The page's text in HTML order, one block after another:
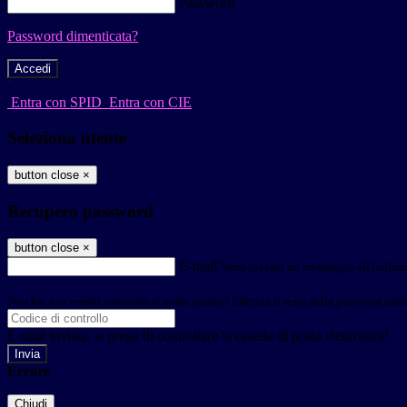
Password
Password dimenticata?
-
Entra con SPID Entra con CIE
Seleziona utente
button close ×
Recupero password
button close ×
E-mail Verrà inviato un messaggio
Non hai una e-mail associata al nome utente? Effettua il reset della password
E-mail inviata, si prega di controllare la casella di posta elettronica!
Errore
Chiudi